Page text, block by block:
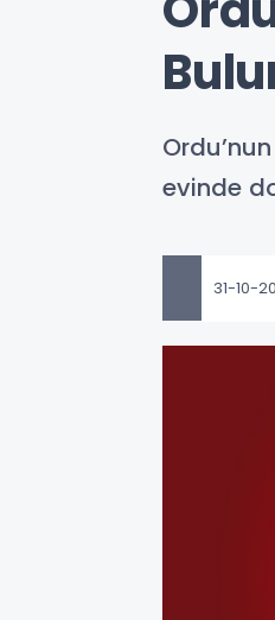
evinde
31-10-